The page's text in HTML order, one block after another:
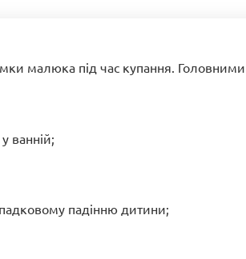
малюка під час купання.
ванній;
падінню дитини;